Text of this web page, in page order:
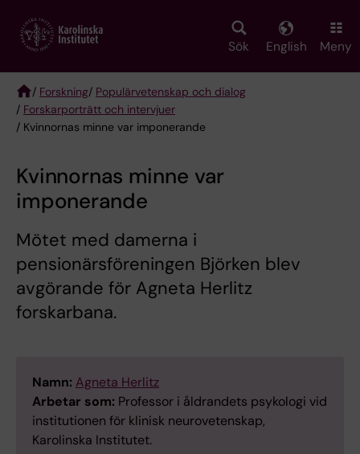
main
Sök English Meny
Breadcrumb
/ Forskning/ Populärvetenskap och dialog
/ Forskarporträtt och intervjuer
/ Kvinnornas minne var imponerande
Kvinnornas minne var
imponerande
Mötet med damerna i
pensionärsföreningen Björken blev
avgörande för Agneta Herlitz
forskarbana.
Namn: Agneta Herlitz
Arbetar som: Professor i åldrandets psykologi vid
institutionen för klinisk neurovetenskap,
Karolinska Institutet.